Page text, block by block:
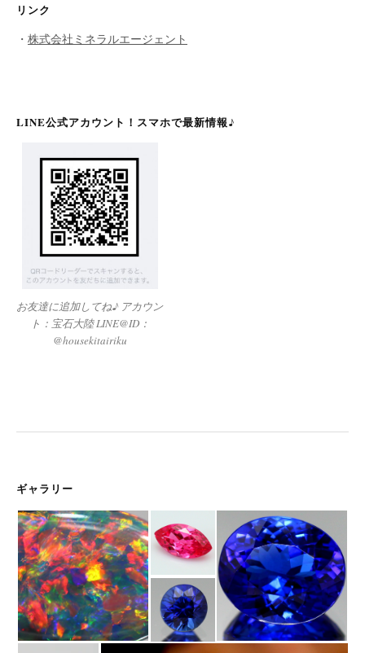
リンク
・ 株式会社ミネラルエージェント
LINE公式アカウント！スマホで最新情報♪
お友達に追加してね♪ アカウン
ト：宝石大陸 LINE@ID：
@housekitairiku
ギャラリー